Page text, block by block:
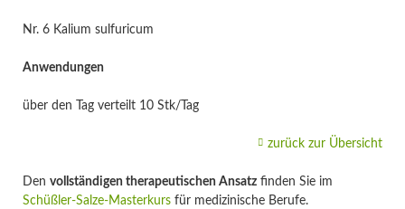
Nr. 6 Kalium sulfuricum
Anwendungen
über den Tag verteilt 10 Stk/Tag
zurück zur Übersicht
Den vollständigen therapeutischen Ansatzfinden Sie im
Schüßler-Salze-Masterkursfür medizinische Berufe.